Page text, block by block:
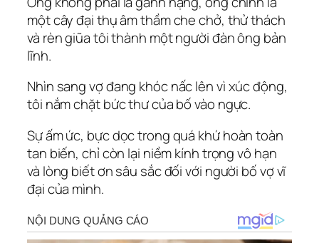
một cây đại thụ âm thầm che chở, thử thách
và rèn giũa tôi thành một người đàn ông bản
lĩnh.
Nhìn sang vợ đang khóc nấc lên vì xúc động,
tôi nắm chặt bức thư của bố vào ngực.
Sự ấm ức, bực dọc trong quá khứ hoàn toàn
tan biến, chỉ còn lại niềm kính trọng vô hạn
và lòng biết ơn sâu sắc đối với người bố vợ vĩ
đại của mình.